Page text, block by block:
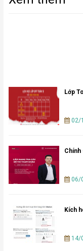
Lớp
02/
Chính
06/
Kích
14/